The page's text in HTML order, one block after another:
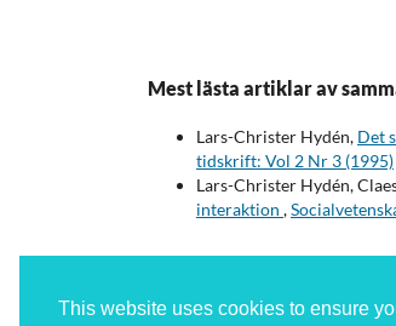
This website uses cookies to ensure
Mest lästa artiklar av
Lars-Christer Hydén, Det
tidskrift: Vol 2 Nr 3 (1995)
Lars-Christer Hydén,
interaktion ,